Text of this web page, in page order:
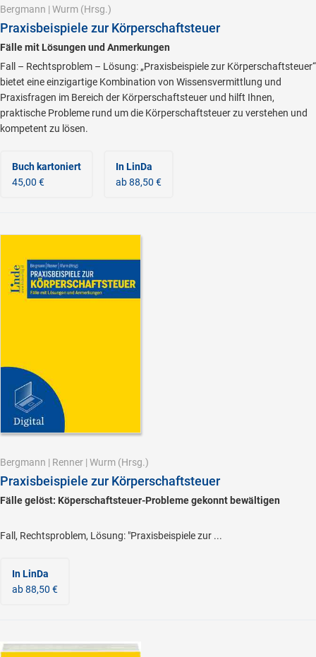
Bergmann | Wurm (Hrsg.)
Praxisbeispiele zur Körperschaftsteuer
Fälle mit Lösungen und Anmerkungen
Fall – Rechtsproblem – Lösung: „Praxisbeispiele zur Körperschaftsteuer“
bietet eine einzigartige Kombination von Wissensvermittlung und
Praxisfragen im Bereich der Körperschaftsteuer und hilft Ihnen,
praktische Probleme rund um die Körperschaftsteuer zu verstehen und
kompetent zu lösen.
Buch kartoniert
45,00 €
In LinDa
ab 88,50 €
Bergmann | Renner | Wurm (Hrsg.)
Praxisbeispiele zur Körperschaftsteuer
Fälle gelöst: Köperschaftsteuer-Probleme gekonnt bewältigen
Fall, Rechtsproblem, Lösung: "Praxisbeispiele zur ...
In LinDa
ab 88,50 €